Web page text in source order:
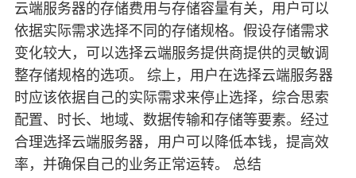
云端服务器的存储费用与存储容量有关，用户可以
依据实际需求选择不同的存储规格。假设存储需求
变化较大，可以选择云端服务提供商提供的灵敏调
整存储规格的选项。 综上，用户在选择云端服务器
时应该依据自己的实际需求来停止选择，综合思索
配置、时长、地域、数据传输和存储等要素。经过
合理选择云端服务器，用户可以降低本钱，提高效
率，并确保自己的业务正常运转。 总结